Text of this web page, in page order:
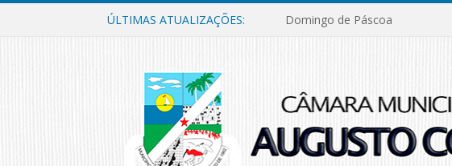
ÚLTIMAS ATUALIZAÇÕES: Domingo de Páscoa